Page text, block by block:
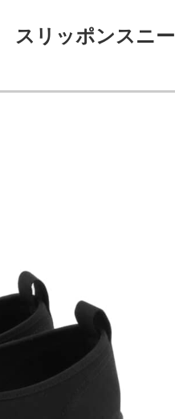
リッポンスニー